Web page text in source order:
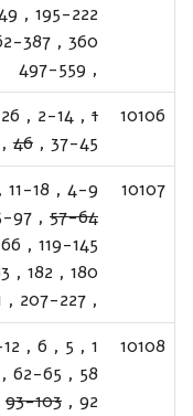
195-222
,
360
,
387
,
497-559
10106
1
,
2-14
,
37-45
,
46
,
10107
4-9
,
11-18
,
57-64
,
97
119-145
,
180
,
182
,
,
207-227
,
10108
1
,
5
,
6
,
58
,
62-65
,
92
,
93-103